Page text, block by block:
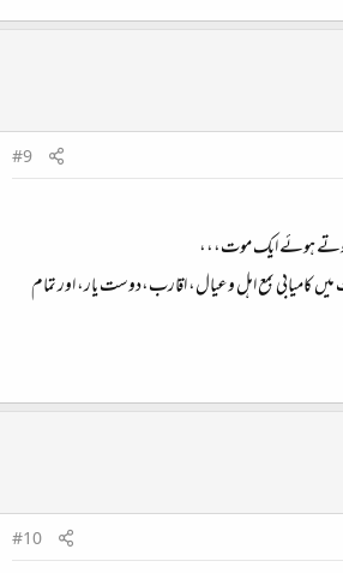
#9
ہوئے ایک موت،،،
کامیابی بمع اہل وعیال، اقارب،دوست یار، اور تمام
#10